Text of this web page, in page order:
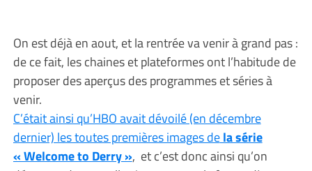
On est déjà en aout, et la rentrée va venir à grand pas :
de ce fait, les chaines et plateformes ont l’habitude de
proposer des aperçus des programmes et séries à
venir.
C’était ainsi qu’HBO avait dévoilé (en décembre
dernier) les toutes premières images dela série
« Welcome to Derry », et c’est donc ainsi qu’on